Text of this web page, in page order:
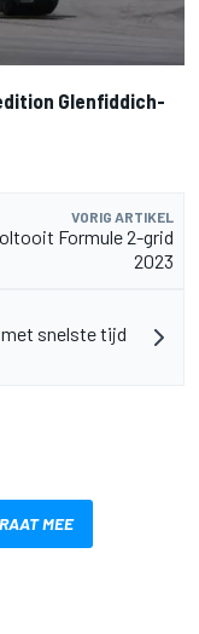
Glenfiddich-
VORIG ARTIKEL
Formule 2-grid
2023
snelste tijd
MEE